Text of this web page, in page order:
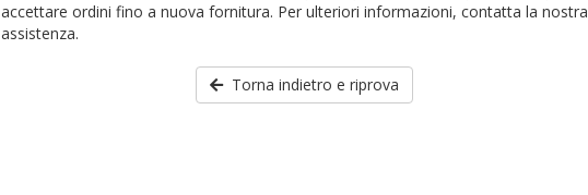
accettare ordini fino a nuova fornitura. Per ulteriori informazioni, contatta la nostra
assistenza.
Torna indietro e riprova